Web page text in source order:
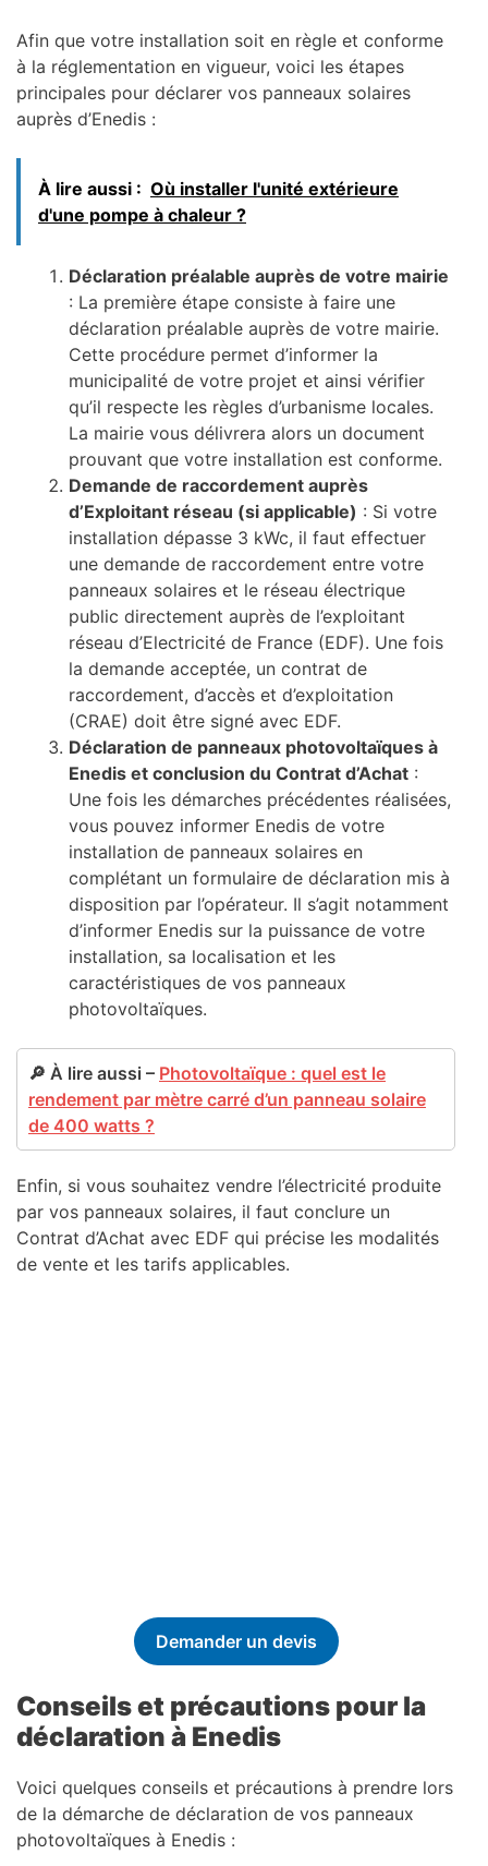
Afin que votre installation soit en règle et conforme
à la réglementation en vigueur, voici les étapes
principales pour déclarer vos panneaux solaires
auprès d’Enedis :
À lire aussi : Où installer l'unité extérieure
d'une pompe à chaleur ?
Déclaration préalable auprès de votre mairie
: La première étape consiste à faire une
déclaration préalable auprès de votre mairie.
Cette procédure permet d’informer la
municipalité de votre projet et ainsi vérifier
qu’il respecte les règles d’urbanisme locales.
La mairie vous délivrera alors un document
prouvant que votre installation est conforme.
Demande de raccordement auprès
d’Exploitant réseau (si applicable) : Si votre
installation dépasse 3 kWc, il faut effectuer
une demande de raccordement entre votre
panneaux solaires et le réseau électrique
public directement auprès de l’exploitant
réseau d’Electricité de France (EDF). Une fois
la demande acceptée, un contrat de
raccordement, d’accès et d’exploitation
(CRAE) doit être signé avec EDF.
Déclaration de panneaux photovoltaïques à
Enedis et conclusion du Contrat d’Achat :
Une fois les démarches précédentes réalisées,
vous pouvez informer Enedis de votre
installation de panneaux solaires en
complétant un formulaire de déclaration mis à
disposition par l’opérateur. Il s’agit notamment
d’informer Enedis sur la puissance de votre
installation, sa localisation et les
caractéristiques de vos panneaux
photovoltaïques.
🔎 À lire aussi – Photovoltaïque : quel est le
rendement par mètre carré d’un panneau solaire
de 400 watts ?
Enfin, si vous souhaitez vendre l’électricité produite
par vos panneaux solaires, il faut conclure un
Contrat d’Achat avec EDF qui précise les modalités
de vente et les tarifs applicables.
Demander un devis
Conseils et précautions pour la
déclaration à Enedis
Voici quelques conseils et précautions à prendre lors
de la démarche de déclaration de vos panneaux
photovoltaïques à Enedis :